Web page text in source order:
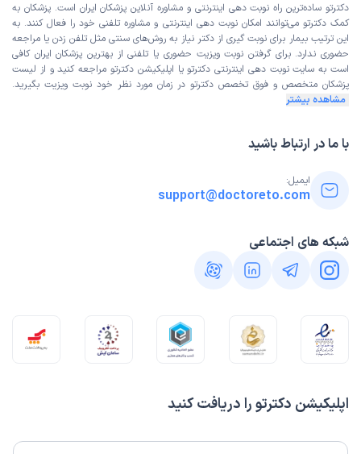
اپلیکیشن دکترتو را دریافت کنید
دکترتو ساده‌ترین راه نوبت‌ دهی اینترنتی و مشاوره آنلاین پزشکان ایران است. پزشکان به
کمک دکترتو می‌توانند امکان نوبت دهی اینترنتی و مشاوره تلفنی خود را فعال کنند. به
این ترتیب بیمار برای نوبت گیری از دکتر نیاز به روش‌های سنتی مثل تلفن زدن یا مراجعه
حضوری ندارد. برای گرفتن نوبت ویزیت حضوری یا تلفنی از بهترین پزشکان ایران کافی
است به سایت نوبت دهی اینترنتی دکترتو یا اپلیکیشن دکترتو مراجعه کنید و از لیست
پزشکان متخصص و فوق تخصص دکترتو در زمان مورد نظر خود نوبت ویزیت بگیرید.
مشاهده بیشتر
با ما در ارتباط باشید
ایمیل:
support@doctoreto.com
شبکه های اجتماعی